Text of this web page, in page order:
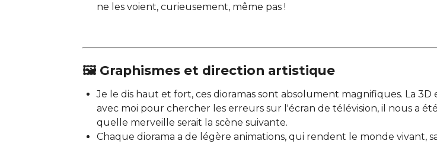
ne les voient, curieusement, même pas !
🖼️ Graphismes et direction artistique
Je le dis haut et fort, ces dioramas sont absolument magnifiques. La
avec moi pour chercher les erreurs sur l'écran de télévision, il nous a
quelle merveille serait la scène suivante.
Chaque diorama a de légère animations, qui rendent le monde